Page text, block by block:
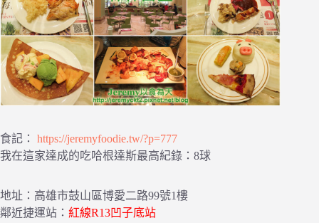
食記： https://jeremyfoodie.tw/?p=777
我在這家達成的吃哈根達斯最高紀錄：8球
地址：高雄市鼓山區博愛二路99號1樓
鄰近捷運站： 紅線R13凹子底站